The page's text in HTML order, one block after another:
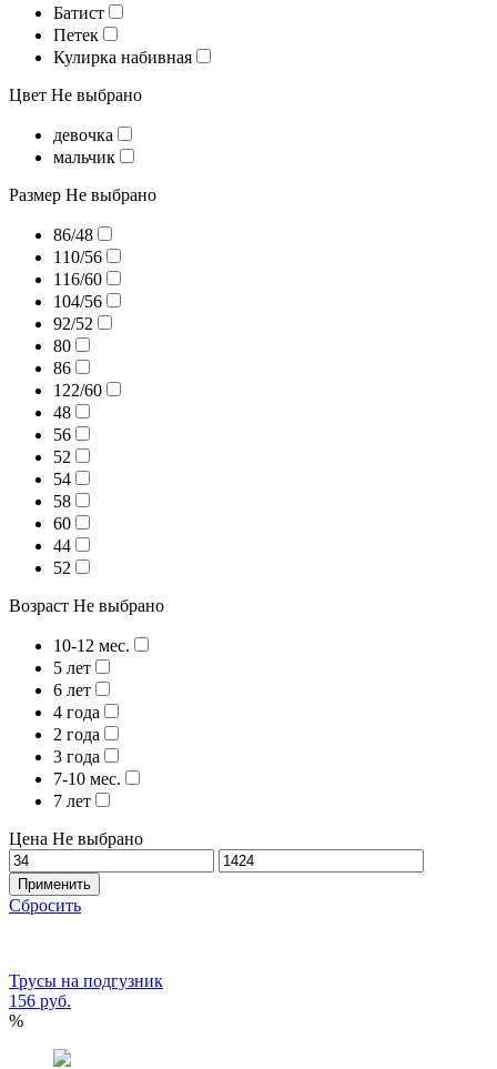
Батист
Петек
Кулирка набивная
Цвет Не выбрано
девочка
мальчик
Размер Не выбрано
86/48
110/56
116/60
104/56
92/52
80
86
122/60
48
56
52
54
58
60
44
52
Возраст Не выбрано
10-12 мес.
5 лет
6 лет
4 года
2 года
3 года
7-10 мес.
7 лет
Цена Не выбрано
Применить
Сбросить
Трусы на подгузник
156 руб.
%